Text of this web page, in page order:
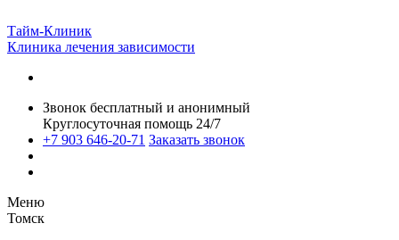
Тайм-Клиник
Клиника лечения зависимости
Звонок бесплатный и анонимный
Круглосуточная помощь 24/7
+7 903 646-20-71 Заказать звонок
Меню
Томск